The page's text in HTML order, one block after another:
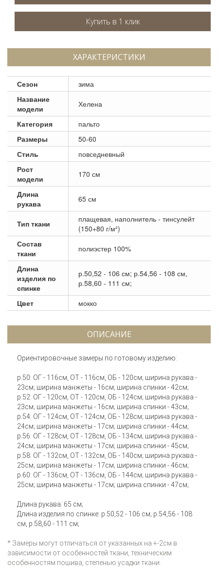
ХАРАКТЕРИСТИКИ
Сезон
зима
Название
модели
Хелена
Категория
пальто
Размеры
50-60
Стиль
повседневный
Рост
модели
170 см
Длина
рукава
65 см
Тип ткани
плащевая, наполнитель - тинсулейт
(150+80 г/м²)
Состав
ткани
полиэстер 100%
Длина
изделия по
спинке
р.50,52 - 106 см; р.54,56 - 108 см,
р.58,60 - 111 см;
Цвет мокко
ОПИСАНИЕ
Ориентировочные замеры по готовому изделию:
р.50: ОГ - 116см, ОТ - 116см, ОБ - 120см; ширина рукава -
23см; ширина манжеты - 16см; ширина спинки - 42см;
р.52: ОГ - 120см, ОТ - 120см, ОБ - 124см; ширина рукава -
23см; ширина манжеты - 16см; ширина спинки - 43см;
р.54: ОГ - 124см, ОТ - 124см, ОБ - 128см; ширина рукава -
24см; ширина манжеты - 17см; ширина спинки - 44см;
р.56: ОГ - 128см, ОТ - 128см, ОБ - 134см; ширина рукава -
24см; ширина манжеты - 17см; ширина спинки - 45см;
р.58: ОГ - 132см, ОТ - 132см, ОБ - 140см; ширина рукава -
25см; ширина манжеты - 17см; ширина спинки - 46см;
р.60: ОГ - 136см, ОТ - 136см, ОБ - 144см; ширина рукава -
25см; ширина манжеты - 17см; ширина спинки - 47см;
Длина рукава: 65 см;
Длина изделия по спинке: р.50,52 - 106 см; р.54,56 - 108
см, р.58,60 - 111 см;
* Замеры могут отличаться от указанных на +-2см в
зависимости от особенностей ткани, техническим
особенностям пошива, степенью усадки ткани.